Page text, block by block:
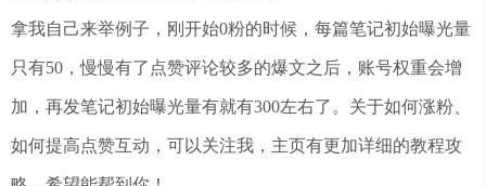
拿我自己来举例子，刚开始0粉的时候，每篇笔记初始曝光量
只有50，慢慢有了点赞评论较多的爆文之后，账号权重会增
加，再发笔记初始曝光量有就有300左右了。关于如何涨粉、
如何提高点赞互动，可以关注我，主页有更加详细的教程攻